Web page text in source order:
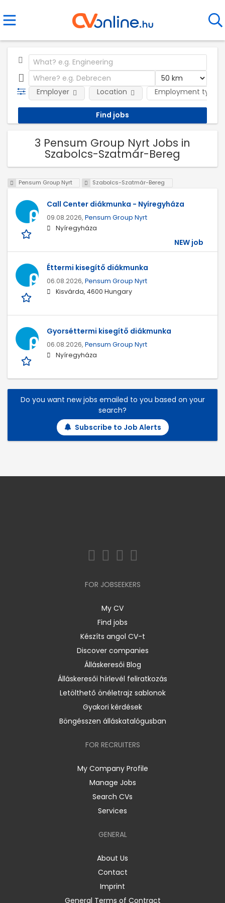
Employment type
Employer Location
3 Pensum Group Nyrt Jobs in
Szabolcs-Szatmár-Bereg
Pensum Group Nyrt Szabolcs-Szatmár-Bereg
Call Center diákmunka - Nyíregyháza
09.08.2026, Pensum Group Nyrt
Nyíregyháza
NEW job
Éttermi kisegítő diákmunka
06.08.2026, Pensum Group Nyrt
Kisvárda, 4600 Hungary
Gyorséttermi kisegítő diákmunka
06.08.2026, Pensum Group Nyrt
Nyíregyháza
Do you want new jobs emailed to you based on your
search?
Subscribe to Job Alerts
FOR JOBSEEKERS
My CV
Find jobs
Készíts angol CV-t
Discover companies
Álláskeresői Blog
Álláskeresői hírlevél feliratkozás
Letölthető önéletrajz sablonok
Gyakori kérdések
Böngésszen álláskatalógusban
FOR RECRUITERS
My Company Profile
Manage Jobs
Search CVs
Services
GENERAL
About Us
Contact
Imprint
General Terms of Contract